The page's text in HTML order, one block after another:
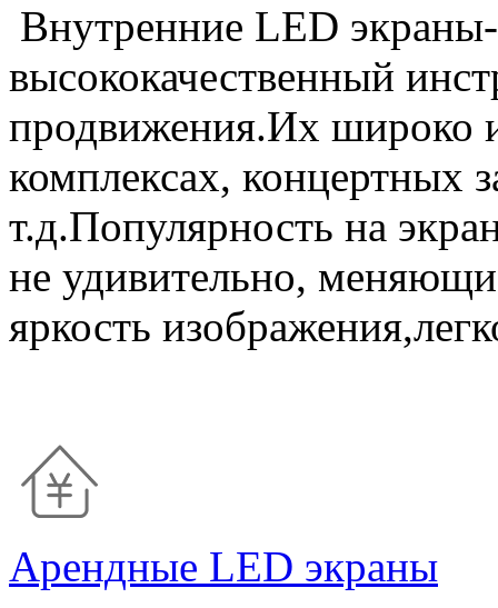
Внутренние LED
высококачественный
продвижения.Их широко
комплексах, концертных
т.д.Популярность на
не удивительно,
яркость
Арендные LED экраны